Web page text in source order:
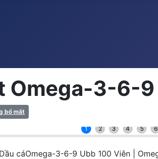
Omega-3-6-
bổ mắt
1 2 3 4 5 6
cáOmega-3-6-9 Ubb 100 Viên |